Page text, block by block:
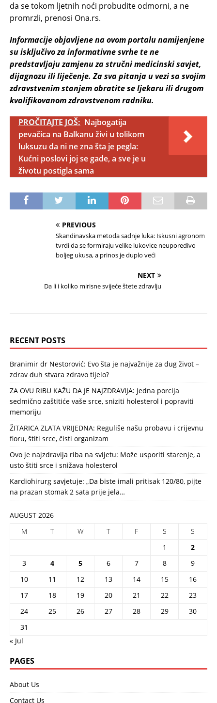
da se tokom ljetnih noći probudite odmorni, a ne
promrzli, prenosi Ona.rs.
Informacije objavljene na ovom portalu namijenjene
su isključivo za informativne svrhe te ne
predstavljaju zamjenu za stručni medicinski savjet,
dijagnozu ili liječenje. Za sva pitanja u vezi sa svojim
zdravstvenim stanjem obratite se ljekaru ili drugom
kvalifikovanom zdravstvenom radniku.
PROČITAJTE JOŠ: Najbogatija
pevačica na Balkanu živi u tolikom
luksuzu da ni ne zna šta je pegla:
Kućni poslovi joj se gade, a sve je u
životu postigla sama
PREVIOUS
Skandinavska metoda sadnje luka: Iskusni agronom
tvrdi da se formiraju velike lukovice neuporedivo
boljeg ukusa, a prinos je duplo veći
NEXT
Da li i koliko mirisne svijeće štete zdravlju
RECENT POSTS
Branimir dr Nestorović: Evo šta je najvažnije za dug život –
zdrav duh stvara zdravo tijelo?
ZA OVU RIBU KAŽU DA JE NAJZDRAVIJA: Jedna porcija
sedmično zaštitiće vaše srce, sniziti holesterol i popraviti
memoriju
ŽITARICA ZLATA VRIJEDNA: Reguliše našu probavu i crijevnu
floru, štiti srce, čisti organizam
Ovo je najzdravija riba na svijetu: Može usporiti starenje, a
usto štiti srce i snižava holesterol
Kardiohirurg savjetuje: „Da biste imali pritisak 120/80, pijte
na prazan stomak 2 sata prije jela…
AUGUST 2026
M
T W T F S
S
1
2
3
4 5 6 7 8
9
10
11 12 13 14 15
16
17
18 19 20 21 22
23
24
25 26 27 28 29
30
31
« Jul
PAGES
About Us
Contact Us